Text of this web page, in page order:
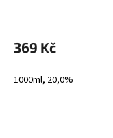
369 Kč
1000ml, 20,0%